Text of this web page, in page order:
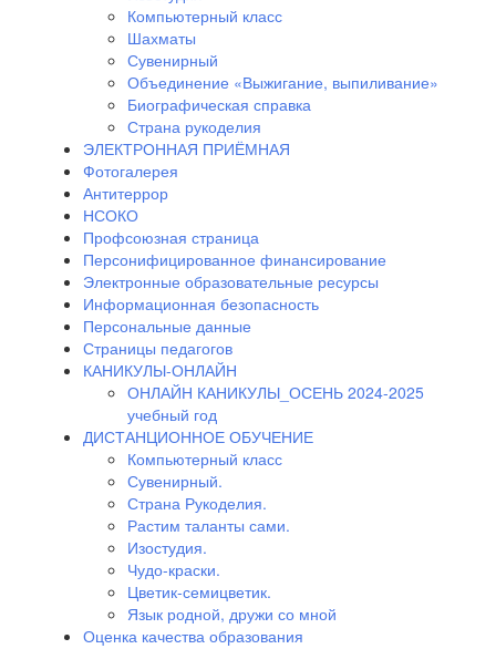
Компьютерный класс
Шахматы
Сувенирный
Объединение «Выжигание, выпиливание»
Биографическая справка
Страна рукоделия
ЭЛЕКТРОННАЯ ПРИЁМНАЯ
Фотогалерея
Антитеррор
НСОКО
Профсоюзная страница
Персонифицированное финансирование
Электронные образовательные ресурсы
Информационная безопасность
Персональные данные
Страницы педагогов
КАНИКУЛЫ-ОНЛАЙН
ОНЛАЙН КАНИКУЛЫ_ОСЕНЬ 2024-2025
учебный год
ДИСТАНЦИОННОЕ ОБУЧЕНИЕ
Компьютерный класс
Сувенирный.
Страна Рукоделия.
Растим таланты сами.
Изостудия.
Чудо-краски.
Цветик-семицветик.
Язык родной, дружи со мной
Оценка качества образования